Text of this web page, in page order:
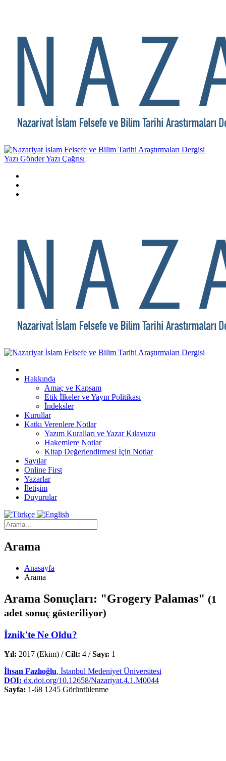
Yazı GönderYazı Çağrısı
Hakkında
Amaç ve Kapsam
Etik İlkeler ve Yayın Politikası
İndeksler
Kurullar
Katkı Verenlere Notlar
Yazım Kuralları ve Yazar Kılavuzu
Hakemlere Notlar
Kitap Değerlendirmesi İçin Notlar
Sayılar
Online First
Yazarlar
İletişim
Duyurular
Arama
Anasayfa
Arama
Arama Sonuçları: "Grogery Palamas" (1
adet sonuç gösteriliyor)
İznik'te Ne Oldu?
Yıl: 2017 (Ekim) /Cilt: 4 /Sayı: 1
İhsan Fazlıoğlu, İstanbul Medeniyet Üniversitesi
DOI: dx.doi.org/10.12658/Nazariyat.4.1.M0044
Sayfa: 1-68 1245 Görüntülenme